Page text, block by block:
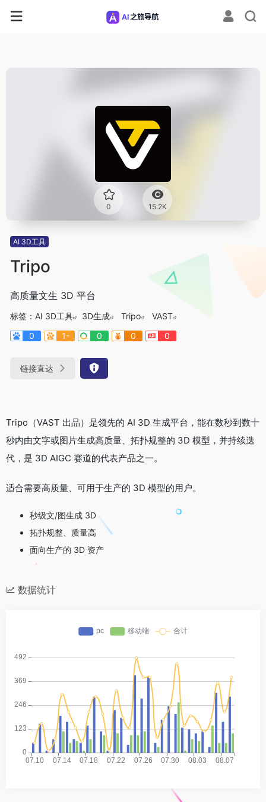
0 15.2K
AI 3D工具
Tripo
高质量文生 3D 平台
标签： AI 3D工具 3D生成 Tripo
VAST
0
1- 0 0 0
链接直达
Tripo（VAST 出品）是领先的 AI 3D 生成平台，能在数秒到数十
秒内由文字或图片生成高质量、拓扑规整的 3D 模型，并持续迭
代，是 3D AIGC 赛道的代表产品之一。
适合需要高质量、可用于生产的 3D 模型的用户。
秒级文/图生成 3D
拓扑规整、质量高
面向生产的 3D 资产
数据统计